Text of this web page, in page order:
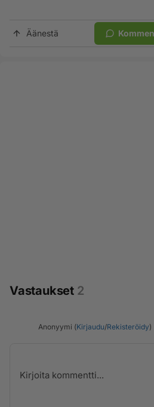
Äänestä
Vastaukset 2
Anonyymi (Kirjaudu/Rekisteröidy)